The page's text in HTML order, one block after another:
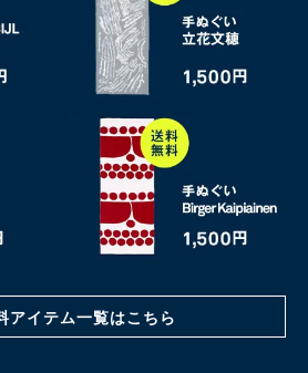
アイテム一覧はこちら